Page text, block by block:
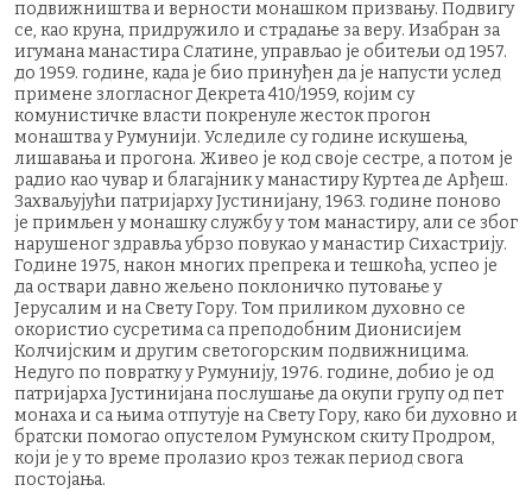
подвижништва и верности монашком призвању. Подвигу
се, као круна, придружило и страдање за веру. Изабран за
игумана манастира Слатине, управљао је обитељи од 1957.
до 1959. године, када је био принуђен да је напусти услед
примене злогласног Декрета 410/1959, којим су
комунистичке власти покренуле жесток прогон
монаштва у Румунији. Уследиле су године искушења,
лишавања и прогона. Живео је код своје сестре, а потом је
радио као чувар и благајник у манастиру Куртеа де Арђеш.
Захваљујући патријарху Јустинијану, 1963. године поново
је примљен у монашку службу у том манастиру, али се због
нарушеног здравља убрзо повукао у манастир Сихастрију.
Године 1975, након многих препрека и тешкоћа, успео је
да оствари давно жељено поклоничко путовање у
Јерусалим и на Свету Гору. Том приликом духовно се
окористио сусретима са преподобним Дионисијем
Колчијским и другим светогорским подвижницима.
Недуго по повратку у Румунију, 1976. године, добио је од
патријарха Јустинијана послушање да окупи групу од пет
монаха и са њима отпутује на Свету Гору, како би духовно и
братски помогао опустелом Румунском скиту Продром,
који је у то време пролазио кроз тежак период свога
постојања.